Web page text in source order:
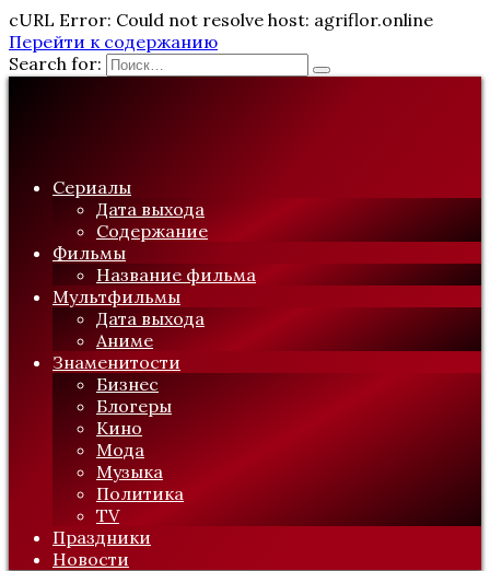
cURL Error: Could not resolve host: agriflor.online
Перейти к содержанию
Search for:
Сериалы
Дата выхода
Содержание
Фильмы
Название фильма
Мультфильмы
Дата выхода
Аниме
Знаменитости
Бизнес
Блогеры
Кино
Мода
Музыка
Политика
TV
Праздники
Новости